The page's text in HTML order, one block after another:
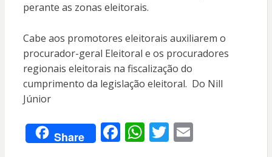
perante as zonas eleitorais.
Cabe aos promotores eleitorais auxiliarem o
procurador-geral Eleitoral e os procuradores
regionais eleitorais na fiscalização do
cumprimento da legislação eleitoral. Do Nill
Júnior
Share F W T E